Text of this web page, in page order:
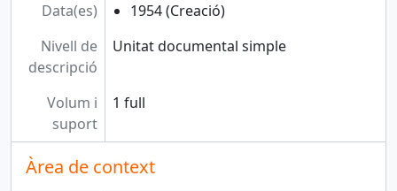
Data(es)
1954 (Creació)
Nivell de
descripció
Unitat documental simple
Volum i
suport
1 full
Àrea de context